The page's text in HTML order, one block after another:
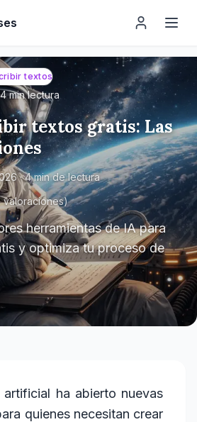
textos gratis: Las mejores opciones
4min lectura
textos gratis: Las
·4min de lectura
valoraciones)
herramientas de IA para
y optimiza tu proceso de
artificial ha abierto nuevas
quienes necesitan crear